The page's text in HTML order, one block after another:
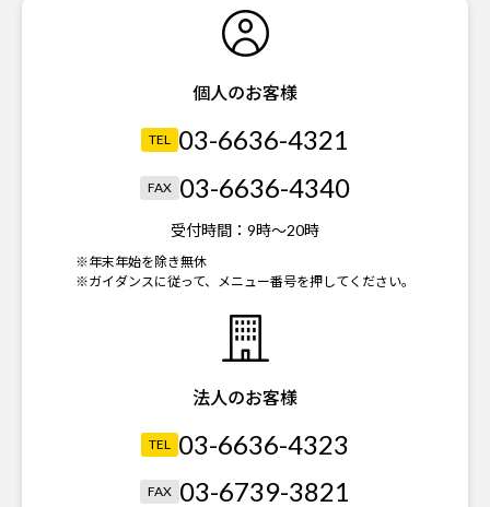
個人のお客様
TEL 03-6636-4321
FAX 03-6636-4340
受付時間： 9時～20時
※年末年始を除き無休
※ガイダンスに従って、メニュー番号を押してください。
法人のお客様
TEL 03-6636-4323
FAX 03-6739-3821